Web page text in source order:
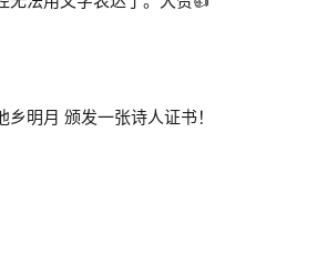
明月 颁发一张诗人证书！